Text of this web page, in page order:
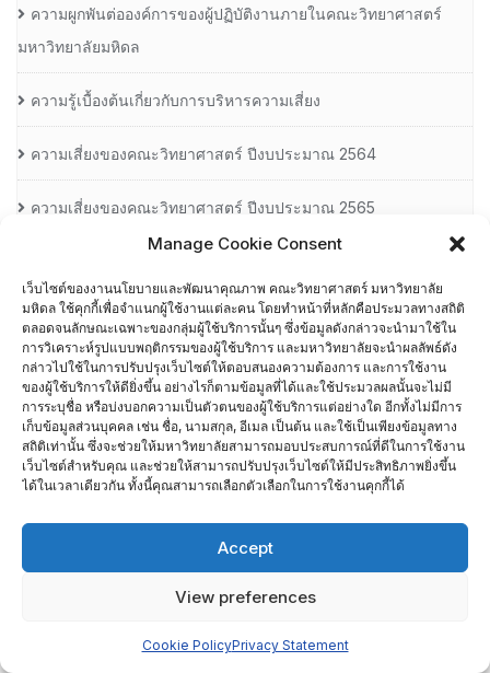
Manage Cookie Consent
เว็บไซต์ของงานนโยบายและพัฒนาคุณภาพ คณะวิทยาศาสตร์ มหาวิทยาลัย
มหิดล ใช้คุกกี้เพื่อจำแนกผู้ใช้งานแต่ละคน โดยทำหน้าที่หลักคือประมวลทางสถิติ
ตลอดจนลักษณะเฉพาะของกลุ่มผู้ใช้บริการนั้นๆ ซึ่งข้อมูลดังกล่าวจะนำมาใช้ใน
การวิเคราะห์รูปแบบพฤติกรรมของผู้ใช้บริการ และมหาวิทยาลัยจะนำผลลัพธ์ดัง
กล่าวไปใช้ในการปรับปรุงเว็บไซต์ให้ตอบสนองความต้องการ และการใช้งาน
ของผู้ใช้บริการให้ดียิ่งขึ้น อย่างไรก็ตามข้อมูลที่ได้และใช้ประมวลผลนั้นจะไม่มี
การระบุชื่อ หรือบ่งบอกความเป็นตัวตนของผู้ใช้บริการแต่อย่างใด อีกทั้งไม่มีการ
เก็บข้อมูลส่วนบุคคล เช่น ชื่อ, นามสกุล, อีเมล เป็นต้น และใช้เป็นเพียงข้อมูลทาง
สถิติเท่านั้น ซึ่งจะช่วยให้มหาวิทยาลัยสามารถมอบประสบการณ์ที่ดีในการใช้งาน
เว็บไซต์สำหรับคุณ และช่วยให้สามารถปรับปรุงเว็บไซต์ให้มีประสิทธิภาพยิ่งขึ้น
ได้ในเวลาเดียวกัน ทั้งนี้คุณสามารถเลือกตัวเลือกในการใช้งานคุกกี้ได้
Accept
View preferences
Cookie PolicyPrivacy Statement
ความผูกพันต่อองค์การของผู้ปฏิบัติงานภายในคณะวิทยาศาสตร์
มหาวิทยาลัยมหิดล
ความรู้เบื้องต้นเกี่ยวกับการบริหารความเสี่ยง
ความเสี่ยงของคณะวิทยาศาสตร์ ปีงบประมาณ 2564
ความเสี่ยงของคณะวิทยาศาสตร์ ปีงบประมาณ 2565
ความเสี่ยงของคณะวิทยาศาสตร์ ปีงบประมาณ 2566
ความเสี่ยงของคณะวิทยาศาสตร์ มหาวิทยาลัยมหิดล
คู่มือเกณฑ์ AUN-QA
ช่องทางแจ้งเรื่องร้องเรียนการทุจริต
ตัวชี้วัดยุทธศาสตร์มหาวิทยาลัย (MUKPI)
นย. 05-1 ความต้องการ/ความคาดหวังต่อการเข้าทำงานที่คณะ